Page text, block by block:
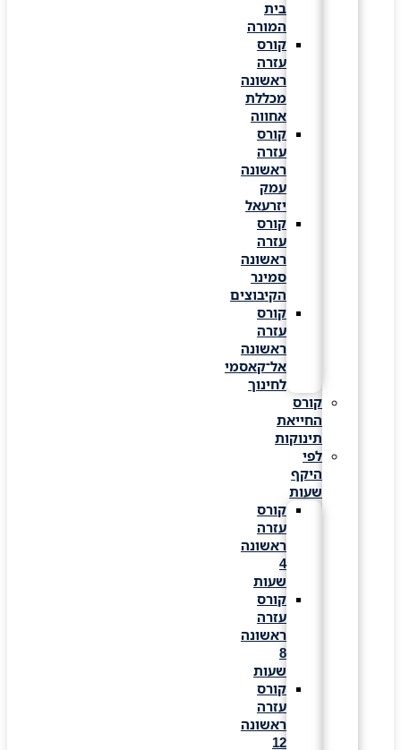
המורה
קורס
עזרה
ראשונה
מכללת
אחווה
קורס
עזרה
ראשונה
יזרעאל
קורס
עזרה
ראשונה
סמינר
הקיבוצים
קורס
עזרה
ראשונה
אל־קאסמי
לחינוך
קורס
החייאת
תינוקות
לפי
היקף
שעות
קורס
עזרה
ראשונה
שעות
קורס
עזרה
ראשונה
שעות
קורס
עזרה
ראשונה